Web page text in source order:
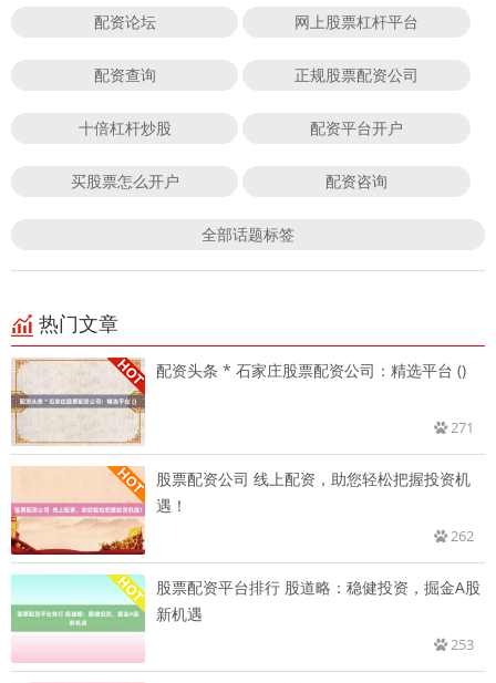
配资论坛 网上股票杠杆平台
配资查询 正规股票配资公司
十倍杠杆炒股 配资平台开户
买股票怎么开户 配资咨询
全部话题标签
热门文章
配资头条 * 石家庄股票配资公司：精选平台 ()
271
股票配资公司 线上配资，助您轻松把握投资机
遇！
262
股票配资平台排行 股道略：稳健投资，掘金A股
新机遇
253